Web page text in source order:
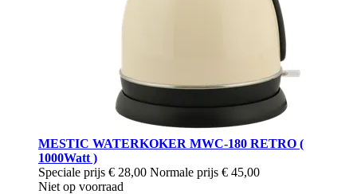
MESTIC WATERKOKER MWC-180 RETRO (
1000Watt )
Speciale prijs € 28,00 Normale prijs € 45,00
Niet op voorraad